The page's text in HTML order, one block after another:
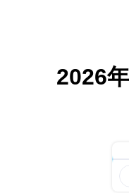
2026